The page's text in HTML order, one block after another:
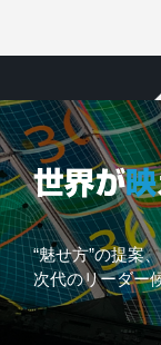
“魅せ方”の提案
次代のリーダー